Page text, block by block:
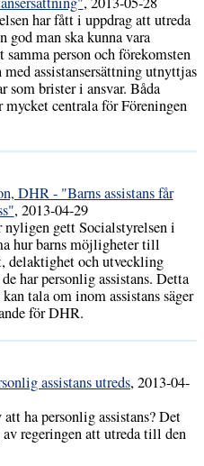
har fått i uppdrag att utreda
god man ska kunna vara
samma person och förekomsten
med assistansersättning utnyttjas
som brister i ansvar. Båda
mycket centrala för Föreningen
DHR - "Barns assistans får
, 2013-04-29
nyligen gett Socialstyrelsen i
hur barns möjligheter till
delaktighet och utveckling
har personlig assistans. Detta
tala om inom assistans säger
för DHR.
assistans utreds, 2013-04-
ha personlig assistans? Det
regeringen att utreda till den